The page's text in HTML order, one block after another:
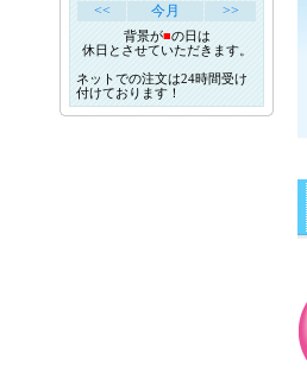
<<
今月 >>
背景が■の日は
休日とさせていただきます。
ネットでの注文は24時間受け
付けております！